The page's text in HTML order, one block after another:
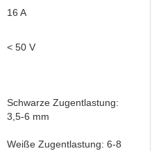
16 A
< 50 V
Schwarze Zugentlastung:
3,5-6 mm
Weiße Zugentlastung: 6-8